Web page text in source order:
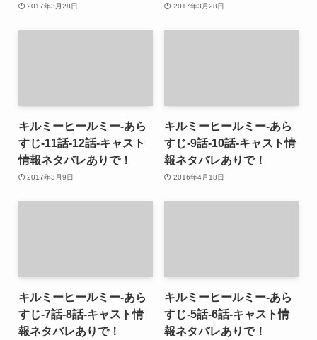
2017年3月28日 2017年3月28日
キルミーヒールミー-あら
すじ-11話-12話-キャスト
情報ネタバレありで！
2017年3月9日
キルミーヒールミー-あら
すじ-9話-10話-キャスト情
報ネタバレありで！
2016年4月18日
キルミーヒールミー-あら
すじ-7話-8話-キャスト情
報ネタバレありで！
キルミーヒールミー-あら
すじ-5話-6話-キャスト情
報ネタバレありで！